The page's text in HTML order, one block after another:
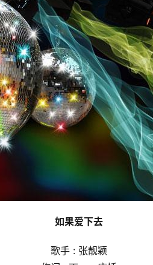
如果爱下去
歌手 : 张靓颖